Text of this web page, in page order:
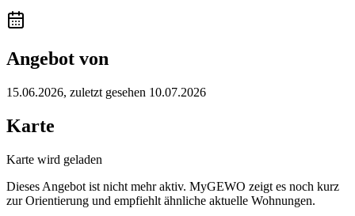
Angebot von
15.06.2026, zuletzt gesehen 10.07.2026
Karte
Karte wird geladen
Dieses Angebot ist nicht mehr aktiv. MyGEWO zeigt es noch kurz
zur Orientierung und empfiehlt ähnliche aktuelle Wohnungen.